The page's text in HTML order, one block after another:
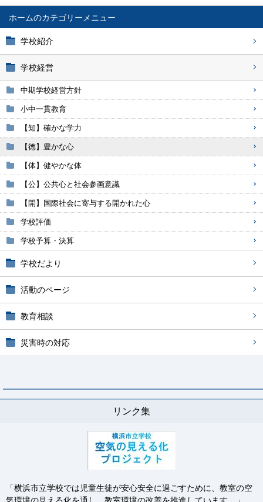
ホーム
学校紹介
学校経営
中期学校経営方針
小中一貫教育
【知】確かな学力
【徳】豊かな心
【体】健やかな体
【公】公共心と社会参画意識
【開】国際社会に寄与する開かれた心
学校評価
学校予算・決算
学校だより
活動のページ
教育相談
災害時の対応
リンク集
「横浜市立学校では児童生徒が安心安全に過ごすために、 教室の空